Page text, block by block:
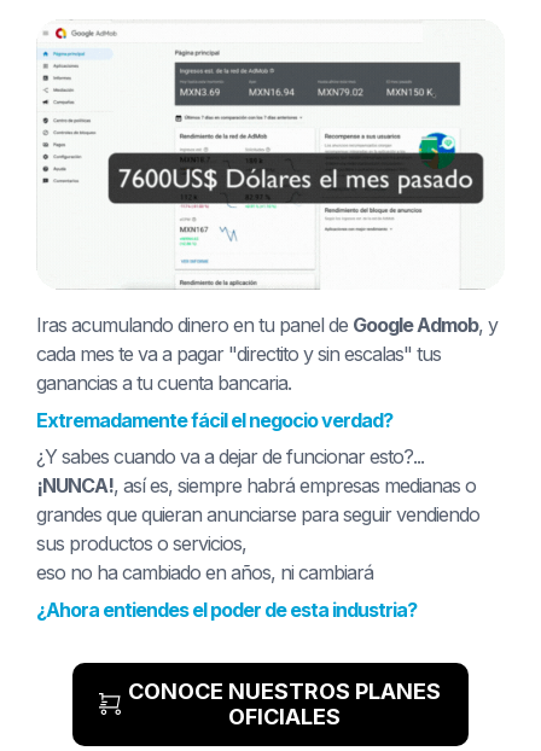
Iras acumulando dinero en tu panel de Google Admob, y
cada mes te va a pagar "directito y sin escalas" tus
ganancias a tu cuenta bancaria.
Extremadamente fácil el negocio verdad?
¿Y sabes cuando va a dejar de funcionar esto?...
¡NUNCA!, así es, siempre habrá empresas medianas o
grandes que quieran anunciarse para seguir vendiendo
sus productos o servicios,
eso no ha cambiado en años, ni cambiará
¿Ahora entiendes el poder de esta industria?
CONOCE NUESTROS PLANES
OFICIALES